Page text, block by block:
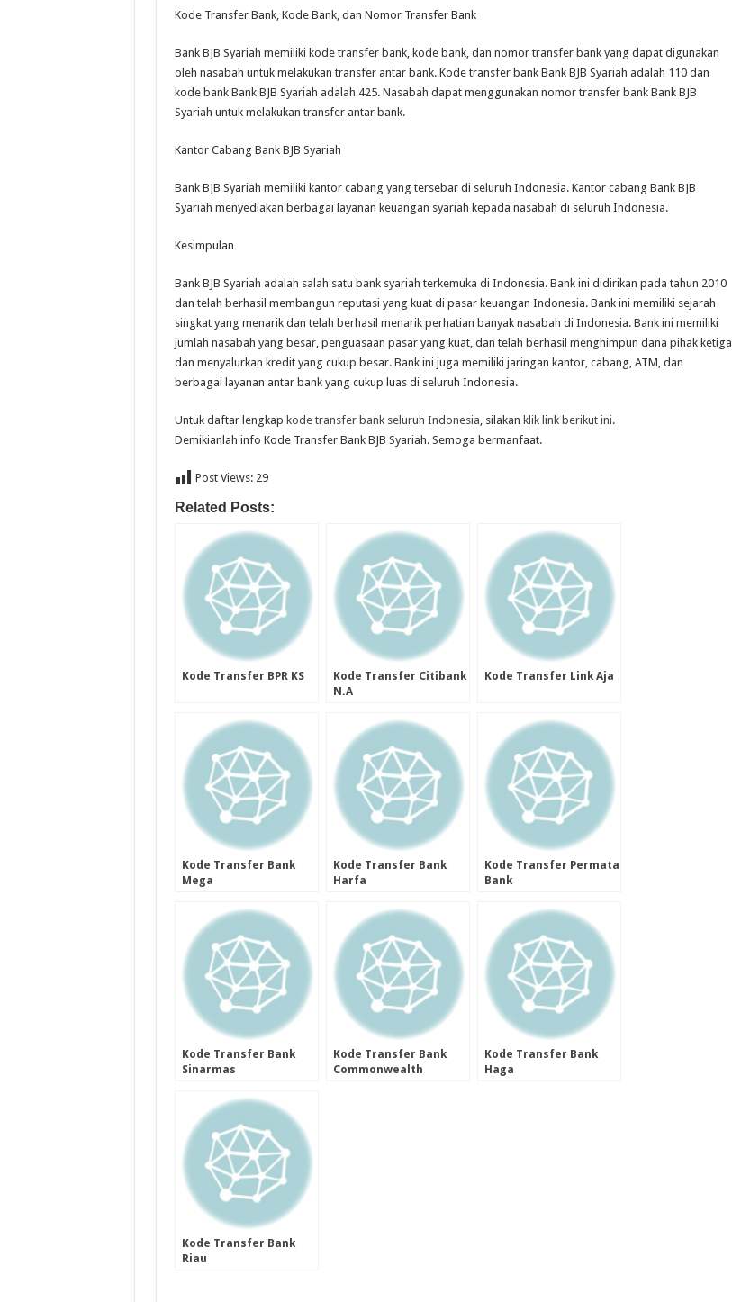
Kode Transfer Bank, Kode Bank, dan Nomor Transfer Bank
Bank BJB Syariah memiliki kode transfer bank, kode bank, dan nomor transfer bank yang dapat digunakan
oleh nasabah untuk melakukan transfer antar bank. Kode transfer bank Bank BJB Syariah adalah 110 dan
kode bank Bank BJB Syariah adalah 425. Nasabah dapat menggunakan nomor transfer bank Bank BJB
Syariah untuk melakukan transfer antar bank.
Kantor Cabang Bank BJB Syariah
Bank BJB Syariah memiliki kantor cabang yang tersebar di seluruh Indonesia. Kantor cabang Bank BJB
Syariah menyediakan berbagai layanan keuangan syariah kepada nasabah di seluruh Indonesia.
Kesimpulan
Bank BJB Syariah adalah salah satu bank syariah terkemuka di Indonesia. Bank ini didirikan pada tahun 2010
dan telah berhasil membangun reputasi yang kuat di pasar keuangan Indonesia. Bank ini memiliki sejarah
singkat yang menarik dan telah berhasil menarik perhatian banyak nasabah di Indonesia. Bank ini memiliki
jumlah nasabah yang besar, penguasaan pasar yang kuat, dan telah berhasil menghimpun dana pihak ketiga
dan menyalurkan kredit yang cukup besar. Bank ini juga memiliki jaringan kantor, cabang, ATM, dan
berbagai layanan antar bank yang cukup luas di seluruh Indonesia.
Untuk daftar lengkap kode transfer bank seluruh Indonesia, silakan klik link berikut ini.
Demikianlah info Kode Transfer Bank BJB Syariah. Semoga bermanfaat.
Post Views: 29
Related Posts:
Kode Transfer BPR KS
Kode Transfer Citibank
N.A
Kode Transfer Link Aja
Kode Transfer Bank
Mega
Kode Transfer Bank
Harfa
Kode Transfer Permata
Bank
Kode Transfer Bank
Sinarmas
Kode Transfer Bank
Commonwealth
Kode Transfer Bank
Haga
Kode Transfer Bank
Riau